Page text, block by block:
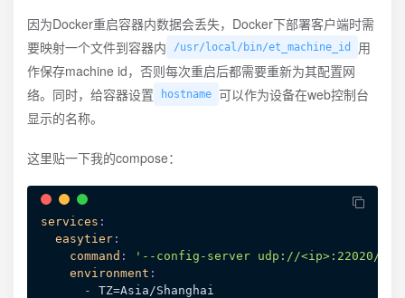
因为Docker重启容器内数据会丢失，Docker下部署客户端时需
要映射一个文件到容器内
/usr/local/bin/et_machine_id
用
作保存machine id，否则每次重启后都需要重新为其配置网
络。同时，给容器设置
hostname 可以作为设备在web控制台
显示的名称。
这里贴一下我的compose：
services :
easytier :
command :
'--config-server udp://<ip>:22020/
environment :
-
TZ=Asia/Shanghai